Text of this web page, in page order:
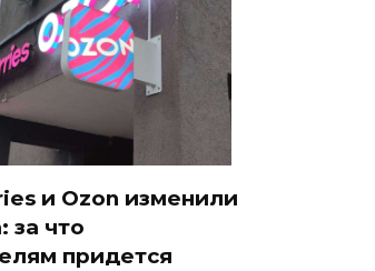
и Ozon изменили
за что
придется